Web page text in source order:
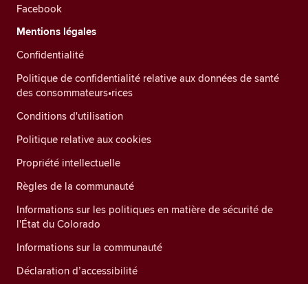
Facebook
Mentions légales
Confidentialité
Politique de confidentialité relative aux données de santé
des consommateurs•rices
Conditions d'utilisation
Politique relative aux cookies
Propriété intellectuelle
Règles de la communauté
Informations sur les politiques en matière de sécurité de
l'État du Colorado
Informations sur la communauté
Déclaration d’accessibilité